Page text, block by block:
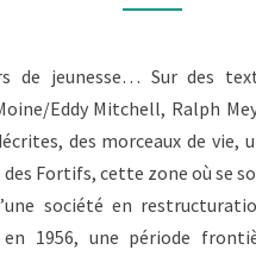
LILAS
de jeunesse… Sur des
Eddy Mitchell, Ralph
des morceaux de vie,
Fortifs, cette zone où se
société en
en 1956, une période